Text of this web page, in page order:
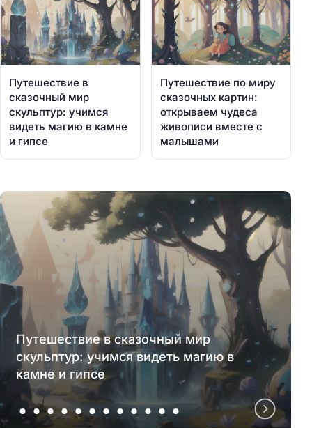
Путешествие в
сказочный мир
скульптур: учимся
видеть магию в камне
и гипсе
Путешествие по миру
сказочных картин:
открываем чудеса
живописи вместе с
малышами
Путешествие в сказочный мир
скульптур: учимся видеть магию в
камне и гипсе